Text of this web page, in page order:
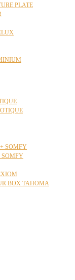
PLATE
SOMFY
SOMFY
BOX TAHOMA